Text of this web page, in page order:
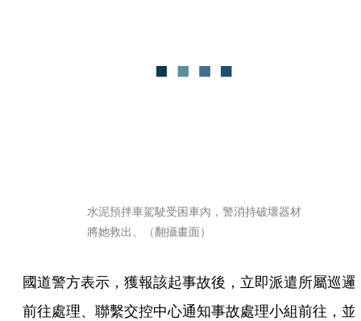
水泥預拌車駕駛受困車內，警消持破壞器材
將她救出。（翻攝畫面）
國道警方表示，獲報該起事故後，立即派遣所屬巡邏
前往處理、聯繫交控中心通知事故處理小組前往，並